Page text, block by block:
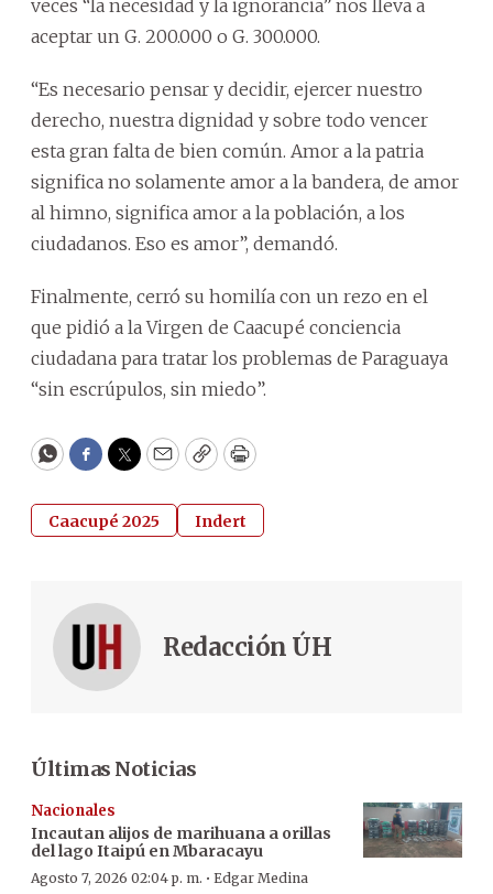
veces “la necesidad y la ignorancia” nos lleva a
aceptar un G. 200.000 o G. 300.000.
“Es necesario pensar y decidir, ejercer nuestro
derecho, nuestra dignidad y sobre todo vencer
esta gran falta de bien común. Amor a la patria
significa no solamente amor a la bandera, de amor
al himno, significa amor a la población, a los
ciudadanos. Eso es amor”, demandó.
Finalmente, cerró su homilía con un rezo en el
que pidió a la Virgen de Caacupé conciencia
ciudadana para tratar los problemas de Paraguaya
“sin escrúpulos, sin miedo”.
WhatsApp
Facebook
Twitter
EmailCopyPrint
Caacupé 2025 Indert
Redacción ÚH
Últimas Noticias
Nacionales
Incautan alijos de marihuana a orillas
del lago Itaipú en Mbaracayu
Agosto 7, 2026 02:04 p. m. · Edgar Medina